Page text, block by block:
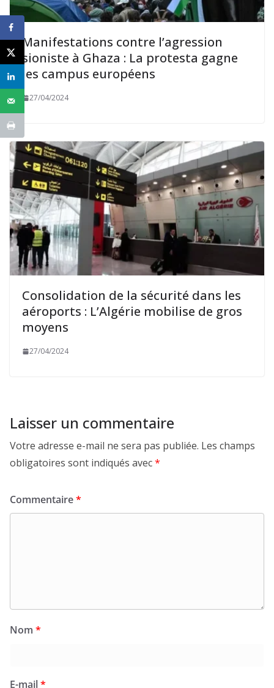
Manifestations contre l’agression
sioniste à Ghaza : La protesta gagne
les campus européens
27/04/2024
Consolidation de la sécurité dans les
aéroports : L’Algérie mobilise de gros
moyens
27/04/2024
Laisser un commentaire
Votre adresse e-mail ne sera pas publiée. Les champs
obligatoires sont indiqués avec*
Commentaire*
Nom *
E-mail*